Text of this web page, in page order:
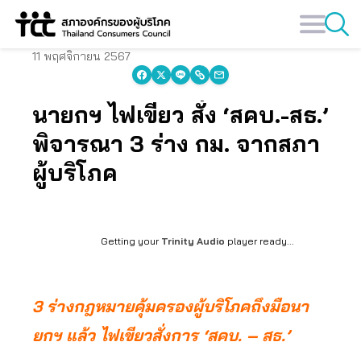
Skip
11 พฤศจิกายน 2567
นายกฯ ไฟเขียว สั่ง ‘สคบ.-สธ.’
พิจารณา 3 ร่าง กม. จากสภา
ผู้บริโภค
Getting your Trinity Audio player ready...
3 ร่างกฎหมายคุ้มครองผู้บริโภคถึงมือนา
ยกฯ แล้ว ไฟเขียวสั่งการ ‘สคบ. – สธ.’